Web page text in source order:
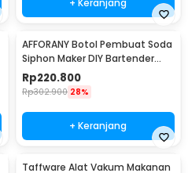
AFFORANY Botol Pembuat Soda
Siphon Maker DIY Bartender
CO2 1L - SD-MY
Rp220.800
Rp302.900 28%
+ Keranjang
Taffware Alat Vakum Makanan